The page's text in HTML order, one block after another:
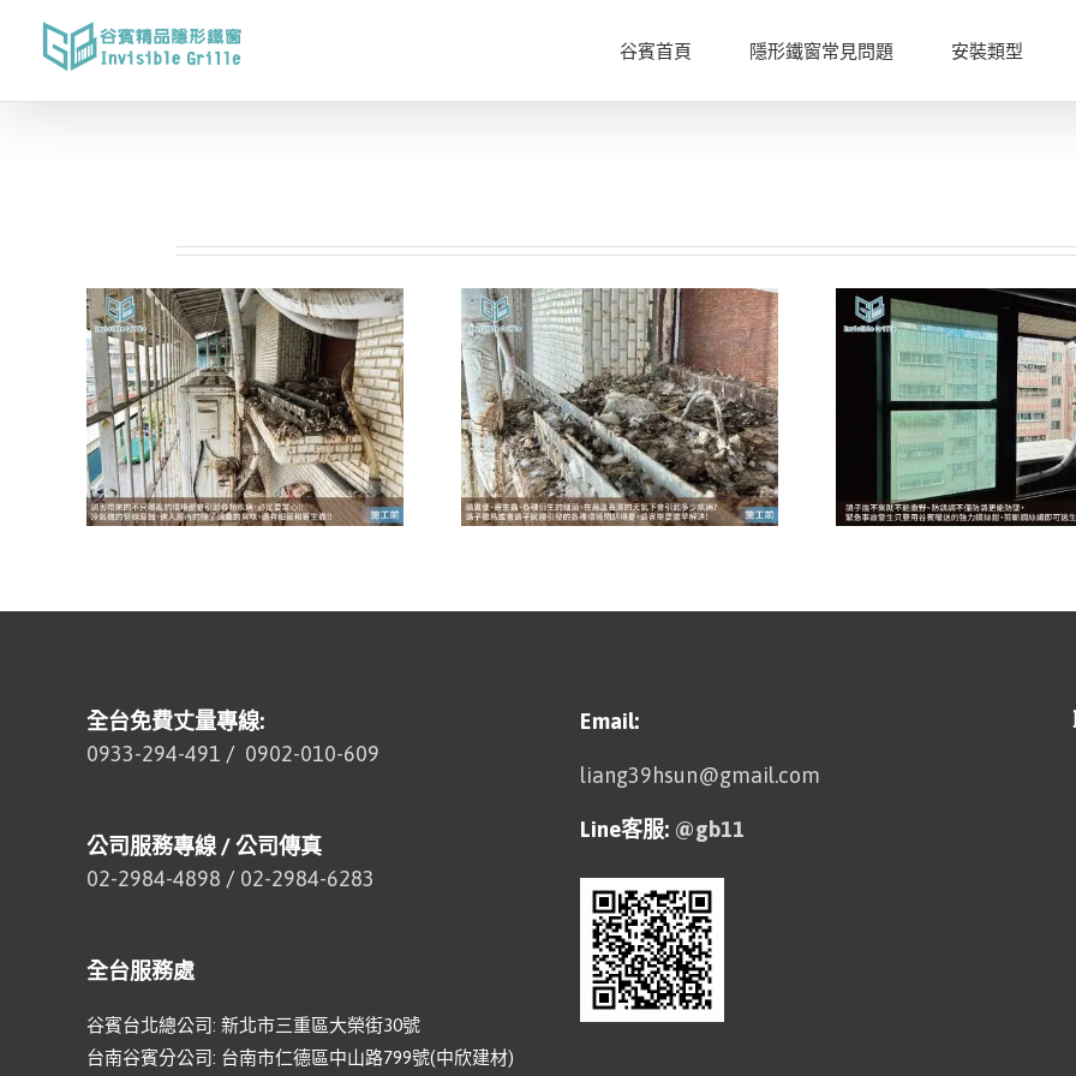
谷賓首頁 隱形鐵窗常見問題 安裝類型
全台免費丈量專線:
0933-294-491 / 0902-010-609
公司服務專線 / 公司傳真
02-2984-4898 / 02-2984-6283
全台服務處
谷賓台北總公司: 新北市三重區大榮街30號
台南谷賓分公司: 台南市仁德區中山路799號(中欣建材)
Email:
liang39hsun@gmail.com
Line客服: @gb11